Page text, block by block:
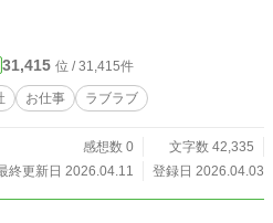
31,415 位 / 31,415件
お仕事 ラブラブ
感想数 0
文字数 42,335
終更新日 2026.04.11
登録日 2026.04.03